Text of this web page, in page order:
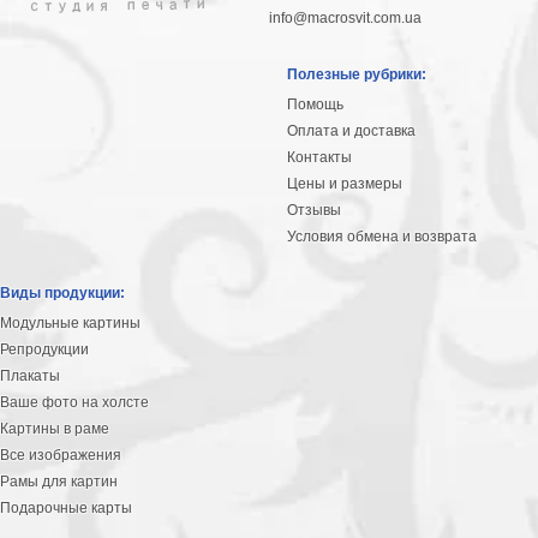
info@macrosvit.com.ua
Полезные рубрики:
Помощь
Оплата и доставка
Контакты
Цены и размеры
Отзывы
Условия обмена и возврата
Виды продукции:
Модульные картины
Репродукции
Плакаты
Ваше фото на холсте
Картины в раме
Все изображения
Рамы для картин
Подарочные карты